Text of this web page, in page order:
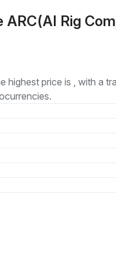
Rig
highest price is , with a